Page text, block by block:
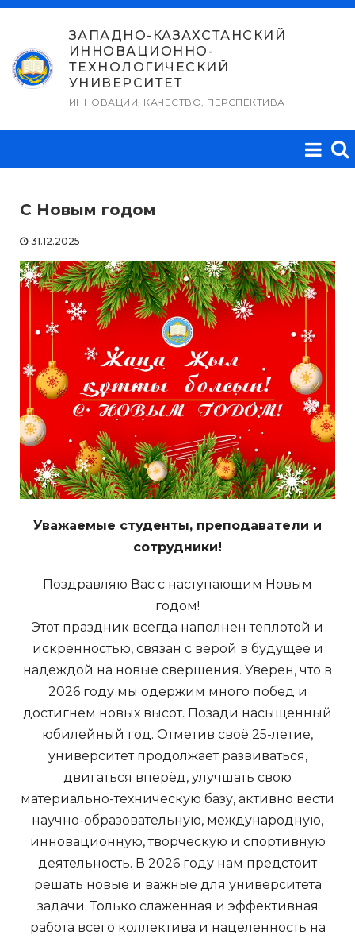
Перейти
содержимому
ЗАПАДНО-КАЗАХСТАНСКИЙ
ИННОВАЦИОННО-
ТЕХНОЛОГИЧЕСКИЙ
УНИВЕРСИТЕТ
ИННОВАЦИИ, КАЧЕСТВО, ПЕРСПЕКТИВА
С Новым годом
31.12.2025
Уважаемые студенты, преподаватели и
сотрудники!
Поздравляю Вас с наступающим Новым
годом!
Этот праздник всегда наполнен теплотой и
искренностью, связан с верой в будущее и
надеждой на новые свершения. Уверен, что в
2026 году мы одержим много побед и
достигнем новых высот. Позади насыщенный
юбилейный год. Отметив своё 25-летие,
университет продолжает развиваться,
двигаться вперёд, улучшать свою
материально-техническую базу, активно вести
научно-образовательную, международную,
инновационную, творческую и спортивную
деятельность. В 2026 году нам предстоит
решать новые и важные для университета
задачи. Только слаженная и эффективная
работа всего коллектива и нацеленность на